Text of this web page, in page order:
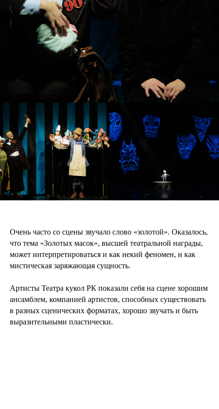
Очень часто со сцены звучало слово «золотой». Оказалось,
что тема «Золотых масок», высшей театральной награды,
может интерпретироваться и как некий феномен, и как
мистическая заряжающая сущность.
Артисты Театра кукол РК показали себя на сцене хорошим
ансамблем, компанией артистов, способных существовать
в разных сценических форматах, хорошо звучать и быть
выразительными пластически.